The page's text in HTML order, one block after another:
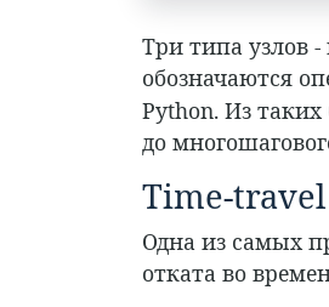
Три типа узлов
обозначаются
Python. Из
до
Time-travel
Одна из самых
отката во